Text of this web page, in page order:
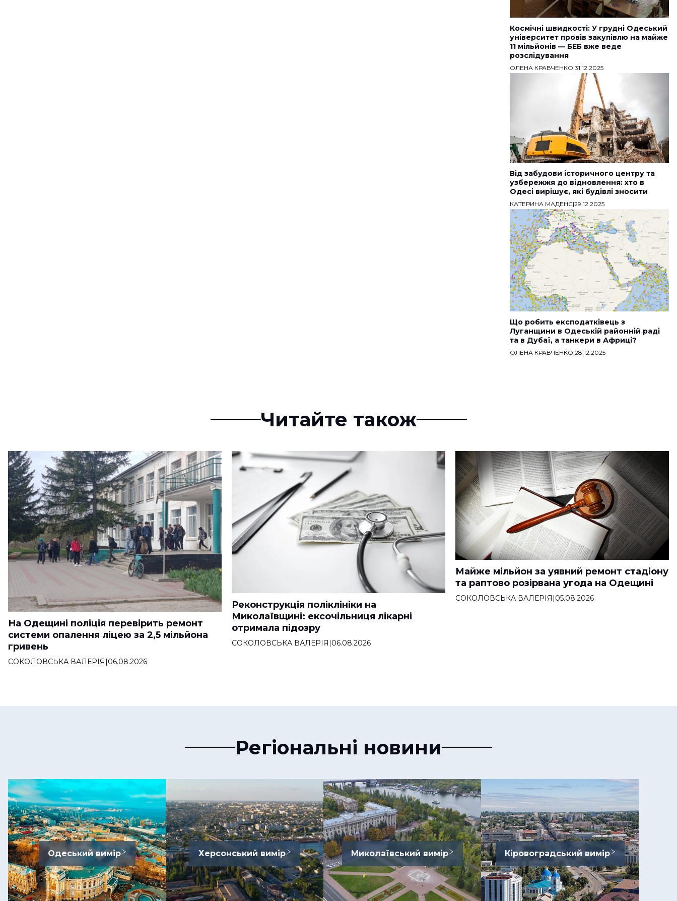
Космічні швидкості: У грудні Одеський
університет провів закупівлю на майже
11 мільйонів — БЕБ вже веде
розслідування
ОЛЕНА КРАВЧЕНКО|31.12.2025
Від забудови історичного центру та
узбережжя до відновлення: хто в
Одесі вирішує, які будівлі зносити
КАТЕРИНА МАДЕНС|29.12.2025
Що робить експодатківець з
Луганщини в Одеській районній раді
та в Дубаї, а танкери в Африці?
ОЛЕНА КРАВЧЕНКО|28.12.2025
Читайте також
На Одещині поліція перевірить ремонт
системи опалення ліцею за 2,5 мільйона
гривень
СОКОЛОВСЬКА ВАЛЕРІЯ|06.08.2026
Реконструкція поліклініки на
Миколаївщині: ексочільниця лікарні
отримала підозру
СОКОЛОВСЬКА ВАЛЕРІЯ|06.08.2026
Майже мільйон за уявний ремонт стадіону
та раптово розірвана угода на Одещині
СОКОЛОВСЬКА ВАЛЕРІЯ|05.08.2026
Регіональні новини
Одеський вимір Херсонський вимір Миколаївський вимір Кіровоградський вимір